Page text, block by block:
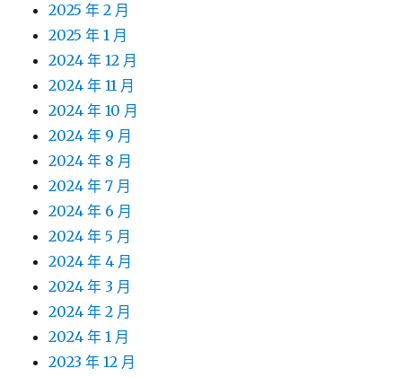
2025 年 2 月
2025 年 1 月
2024 年 12 月
2024 年 11 月
2024 年 10 月
2024 年 9 月
2024 年 8 月
2024 年 7 月
2024 年 6 月
2024 年 5 月
2024 年 4 月
2024 年 3 月
2024 年 2 月
2024 年 1 月
2023 年 12 月